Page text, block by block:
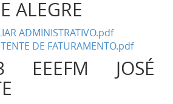
ALEGRE
ADMINISTRATIVO.pdf
DE FATURAMENTO.pdf
EEEFM JOSÉ